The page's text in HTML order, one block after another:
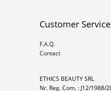
Customer Service
F.A.Q.
Contact
ETHICS BEAUTY SRL
Nr. Reg. Com. : J12/1988/